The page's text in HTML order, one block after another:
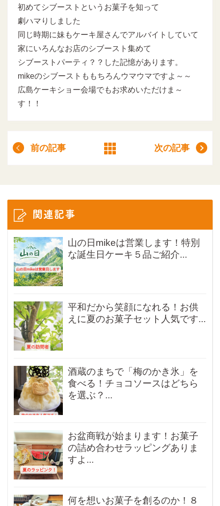
初めてシブーストというお菓子を知って
劇ハマりしました
同じ時期に妹もケーキ屋さんでアルバイトしていて
家にいろんなお店のシブースト集めて
シブーストパーティ？？した記憶があります。
mikeのシブーストももちろんウマウマですよ～～
広島ケーキショー会場でもお求めいただけま～
す！！
前の記事 次の記事
関連記事
山の日mikeは営業します！特別
な誕生日ケーキ５品ご紹介...
平和だから笑顔になれる！お供
えに夏のお菓子セット人気です...
酒蔵のまちで「梅のかき氷」を
食べる！チョコソースはどちら
を選ぶ？...
お盆商戦が始まります！お菓子
の詰め合わせラッピングありま
すよ...
何を想いお菓子を創るのか！８